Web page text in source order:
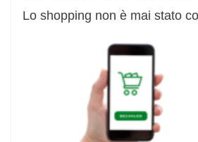
Lo shopping non è mai stato